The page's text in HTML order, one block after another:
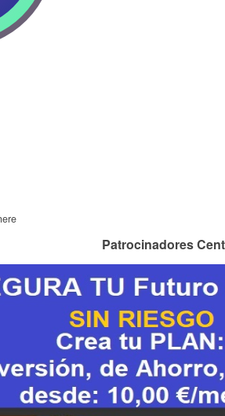
Patrocinadores